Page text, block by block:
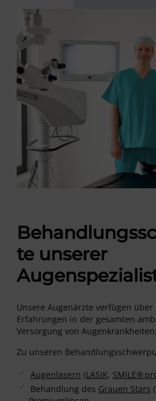
te unserer
Unsere Augenärzte verfügen
Erfahrungen in der gesamten
Versorgung von Augenkrankheiten.
Zu unseren
Augenlasern (LASIK, SMILE®
Behandlung des Grauen Stars